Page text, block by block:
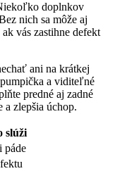
doplnkov
nich sa môže aj
vás zastihne defekt
ani na krátkej
a viditeľné
predné aj zadné
a zlepšia úchop.
slúži
páde